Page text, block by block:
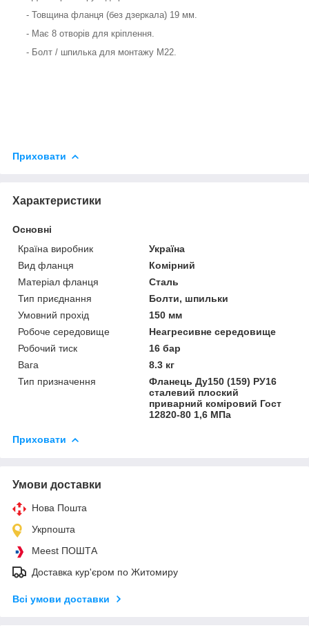
- Товщина фланця (без дзеркала) 19 мм.
- Має 8 отворів для кріплення.
- Болт / шпилька для монтажу М22.
Приховати
Характеристики
Основні
Країна виробник
Україна
Вид фланця
Комірний
Матеріал фланця
Сталь
Тип приєднання
Болти, шпильки
Умовний прохід
150 мм
Робоче середовище
Неагресивне середовище
Робочий тиск
16 бар
Вага
8.3 кг
Тип призначення
Фланець Ду150 (159) РУ16
сталевий плоский
приварний коміровий Гост
12820-80 1,6 МПа
Приховати
Умови доставки
Нова Пошта
Укрпошта
Meest ПОШТА
Доставка кур'єром по Житомиру
Всі умови доставки